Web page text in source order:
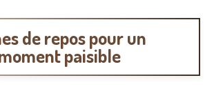
de repos pour un
paisible